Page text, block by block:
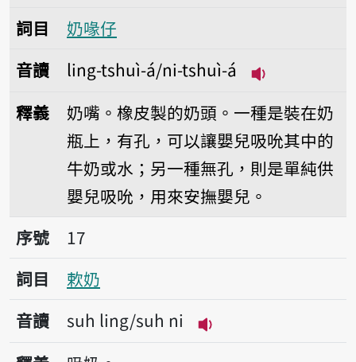
詞目
奶喙仔
音讀
ling-tshuì-á/ni-tshuì-á
釋義
奶嘴。橡皮製的奶頭。一種是裝在奶
瓶上，有孔，可以讓嬰兒吸吮其中的
牛奶或水；另一種無孔，則是單純供
嬰兒吸吮，用來安撫嬰兒。
序號17欶奶
序號
17
詞目
欶奶
音讀
suh ling/suh ni
播放音讀suh ling/